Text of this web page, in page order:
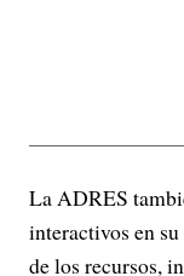
La ADRES
interactivos en
de los recursos,